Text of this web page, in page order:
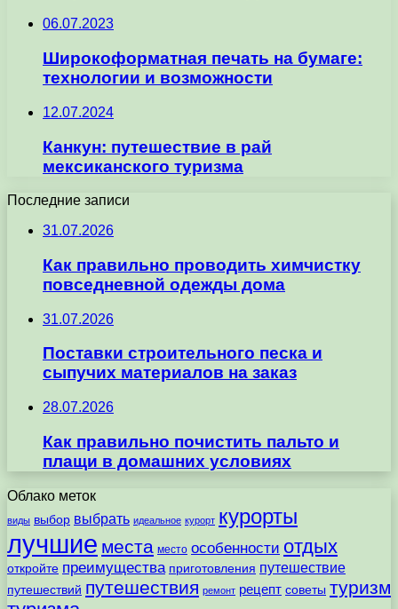
06.07.2023
Широкоформатная печать на бумаге:
технологии и возможности
12.07.2024
Канкун: путешествие в рай
мексиканского туризма
Последние записи
31.07.2026
Как правильно проводить химчистку
повседневной одежды дома
31.07.2026
Поставки строительного песка и
сыпучих материалов на заказ
28.07.2026
Как правильно почистить пальто и
плащи в домашних условиях
Облако меток
виды выбор выбрать идеальное курорт курорты
лучшие места место особенности отдых
откройте преимущества приготовления путешествие
путешествий путешествия ремонт рецепт советы туризм